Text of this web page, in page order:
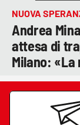
NUOVA
Andrea
attesa di
Milano: